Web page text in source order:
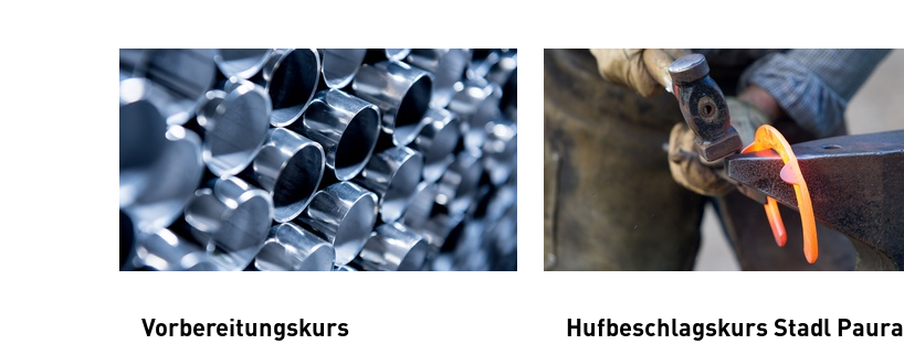
Vorbereitungskurs
Hufbeschlagskurs Stadl Paura